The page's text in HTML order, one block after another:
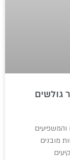
גולשים
מובנים